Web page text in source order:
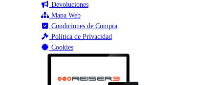
Devoluciones
Mapa Web
Condiciones de Compra
Política de Privacidad
Cookies